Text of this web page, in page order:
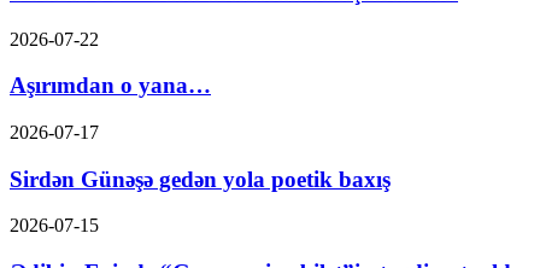
2026-07-22
Aşırımdan o yana…
2026-07-17
Sirdən Günəşə gedən yola poetik baxış
2026-07-15